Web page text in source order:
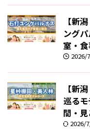
【新
ング
室・
2026/
【新
巡る
間・
2026/